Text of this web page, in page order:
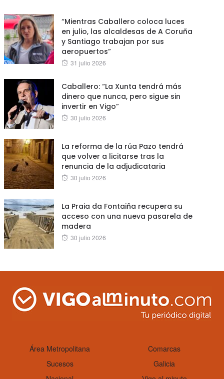
“Mientras Caballero coloca luces
en julio, las alcaldesas de A Coruña
y Santiago trabajan por sus
aeropuertos”
Posted
31 julio 2026
Caballero: “La Xunta tendrá más
dinero que nunca, pero sigue sin
invertir en Vigo”
Posted
30 julio 2026
La reforma de la rúa Pazo tendrá
que volver a licitarse tras la
renuncia de la adjudicataria
Posted
30 julio 2026
La Praia da Fontaiña recupera su
acceso con una nueva pasarela de
madera
Posted
30 julio 2026
Área Metropolitana
Comarcas
Sucesos
Galicia